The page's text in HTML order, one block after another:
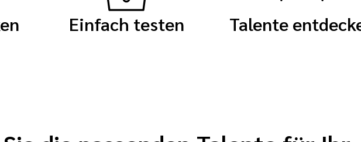
Einfach testen Talente